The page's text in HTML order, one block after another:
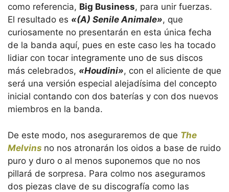
como referencia, Big Business, para unir fuerzas.
El resultado es «(A) Senile Animale», que
curiosamente no presentarán en esta única fecha
de la banda aquí, pues en este caso les ha tocado
lidiar con tocar integramente uno de sus discos
más celebrados, «Houdini», con el aliciente de que
será una versión especial alejadísima del concepto
inicial contando con dos baterías y con dos nuevos
miembros en la banda.
De este modo, nos aseguraremos de que The
Melvins no nos atronarán los oidos a base de ruido
puro y duro o al menos suponemos que no nos
pillará de sorpresa. Para colmo nos aseguramos
dos piezas clave de su discografía como las